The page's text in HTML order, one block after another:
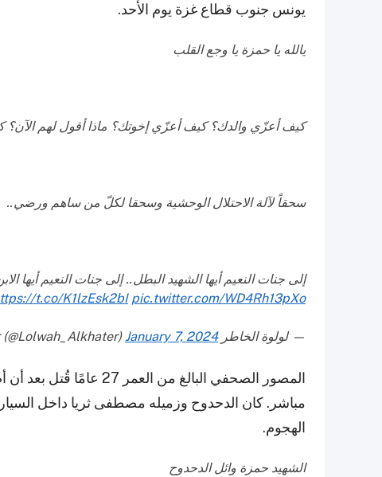
يونس جنوب قطاع غزة يوم الأحد.
يالله يا حمزة يا وجع القلب
كيف أعزّي والدك؟ كيف أعزّي إخوتك؟ ماذا أقول لهم الآن؟
سحقاً لآلة الاحتلال الوحشية وسحقا لكلّ من ساهم ورضي..
إلى جنات النعيم أيها الشهيد البطل.. إلى جنات النعيم أيها
t.co/K1lzEsk2bI pic.twitter.com/WD4Rh13pXo
— لولوة الخاطر Lolwah Alkhater (@Lolwah_Alkhater)January 7, 2024
المصور الصحفي البالغ
مباشر. كان الدحدوح وزميله مصطفى ثريا داخل
الهجوم.
الشهيد حمزة وائل الدحدوح